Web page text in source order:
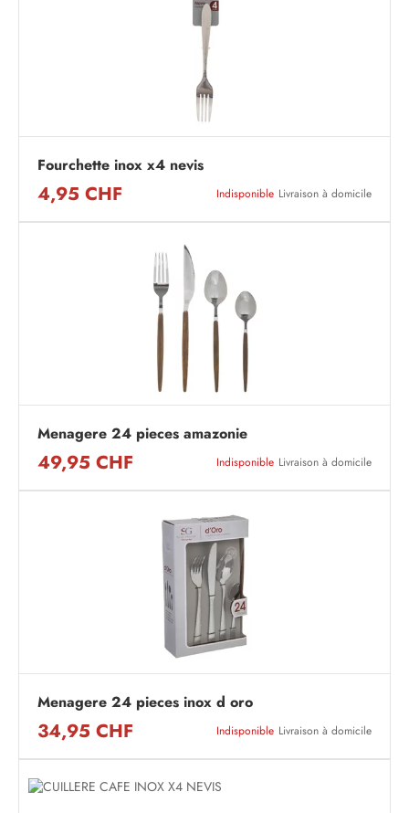
Fourchette inox x4 nevis
4,95 CHF Indisponible Livraison à domicile
Menagere 24 pieces amazonie
49,95 CHF Indisponible Livraison à domicile
Menagere 24 pieces inox d oro
34,95 CHF Indisponible Livraison à domicile